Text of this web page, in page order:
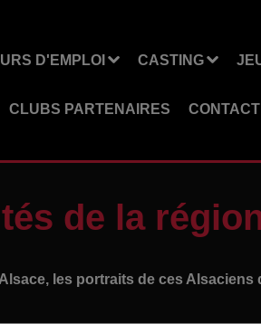
D'EMPLOI CASTING
CLUBS PARTENAIRES CONTACT
de la
les portraits de ces